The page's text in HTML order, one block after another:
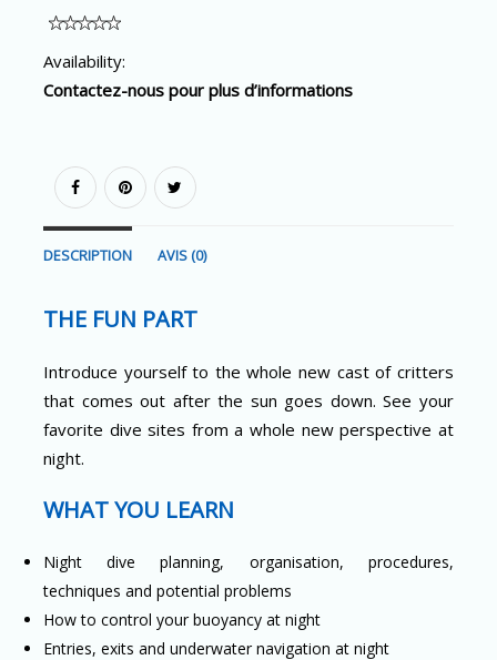
Availability:
Contactez-nous pour plus d’informations
DESCRIPTION AVIS (0)
THE FUN PART
Introduce yourself to the whole new cast of critters
that comes out after the sun goes down. See your
favorite dive sites from a whole new perspective at
night.
WHAT YOU LEARN
Night dive planning, organisation, procedures,
techniques and potential problems
How to control your buoyancy at night
Entries, exits and underwater navigation at night